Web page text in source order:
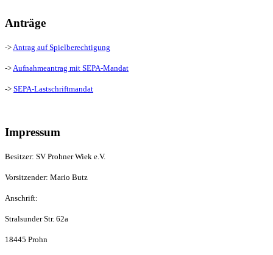
Anträge
-> Antrag auf Spielberechtigung
-> Aufnahmeantrag mit SEPA-Mandat
-> SEPA-Lastschriftmandat
Impressum
Besitzer: SV Prohner Wiek e.V.
Vorsitzender: Mario Butz
Anschrift:
Stralsunder Str. 62a
18445 Prohn